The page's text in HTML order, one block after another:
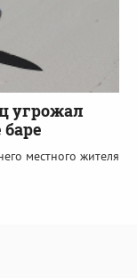
угрожал
местного жителя